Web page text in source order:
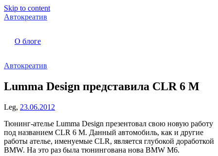
Skip to content
Автокреатив
О блоге
Автокреатив
Lumma Design представила CLR 6 M
Leg, 23.06.2012
Тюнинг-ателье Lumma Design презентовал свою новую работу
под названием CLR 6 M. Данный автомобиль, как и другие
работы ателье, именуемые CLR, является глубокой доработкой
BMW. На это раз была тюнингована нова BMW M6.